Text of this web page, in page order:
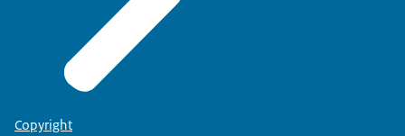
Copyright